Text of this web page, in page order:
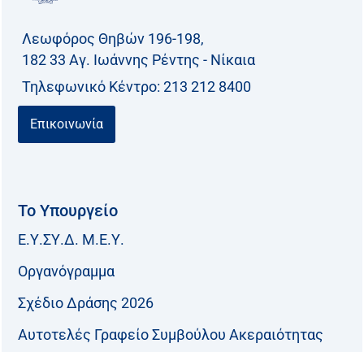
Λεωφόρος Θηβών 196-198,
182 33 Aγ. Ιωάννης Ρέντης - Νίκαια
Τηλεφωνικό Kέντρο: 213 212 8400
Επικοινωνία
Το Υπουργείο
Ε.Υ.ΣΥ.Δ. Μ.Ε.Υ.
Οργανόγραμμα
Σχέδιο Δράσης 2026
Αυτοτελές Γραφείο Συμβούλου Ακεραιότητας